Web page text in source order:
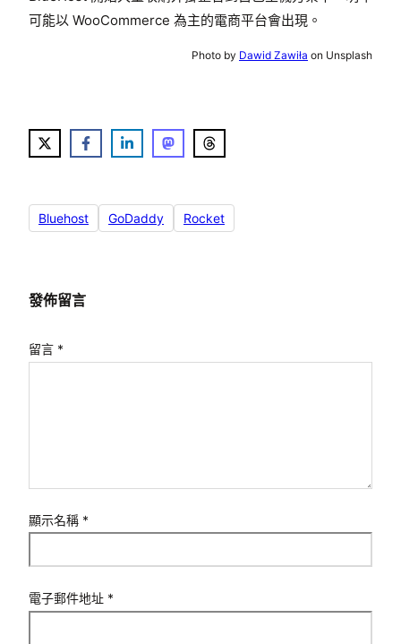
可能以 WooCommerce 為主的電商平台會出現。
Photo by Dawid Zawiła on Unsplash
Bluehost GoDaddy Rocket
發佈留言
留言 *
顯示名稱 *
電子郵件地址 *